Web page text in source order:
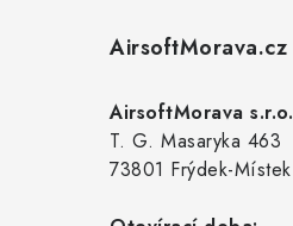
AirsoftMorava.cz
AirsoftMorava s.r.o.
T. G. Masaryka 463
73801 Frýdek-Místek